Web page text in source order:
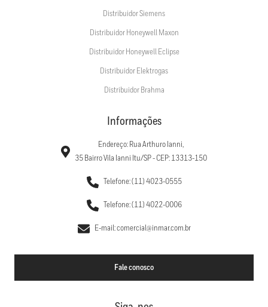
Distribuidor Siemens
Distribuidor Honeywell Maxon
Distribuidor Honeywell Eclipse
Distribuidor Elektrogas
Distribuidor Brahma
Informações
Endereço: Rua Arthuro Ianni,
35 Bairro Vila Ianni Itu/SP - CEP: 13313-150
Telefone: (11) 4023-0555
Telefone: (11) 4022-0006
E-mail: comercial@inmar.com.br
Fale conosco